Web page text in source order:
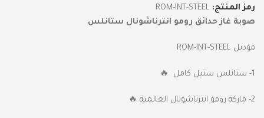
رمز المنتج: ROM-INT-STEEL
صوبة غاز حدائق رومو انترناشونال ستانلس
موديل ROM-INT-STEEL
1- ستانلس ستيل كامل 🔥
2- ماركة رومو انترناشونال العالمية 🔥